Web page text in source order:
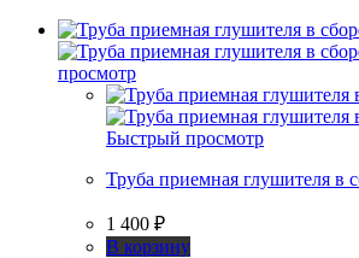
просмотр
Быстрый просмотр
Труба приемная глушителя в
1 400 ₽
В корзину